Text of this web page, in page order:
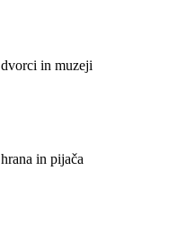
dvorci in muzeji
hrana in pijača